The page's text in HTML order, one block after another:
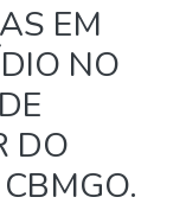
EM
NO
DO